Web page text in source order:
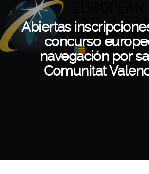
Abiertas
concurso
navegación por
Comunitat